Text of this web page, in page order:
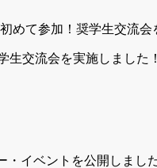
生交流会を実施しました！